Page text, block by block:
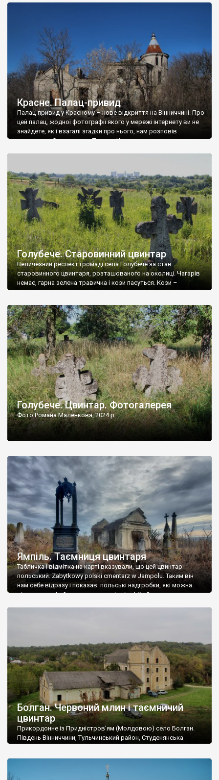
Красне. Палац-привид
Палац-привид у Красному – нове відкриття на Вінниччині. Про
цей палац, жодної фотографії якого у мережі інтернету ви не
знайдете, як і взагалі згадки про нього, нам розповів
мешканець Самгородка. Палац у Красному вразив не лише
Голубече. Старовинний цвинтар
Величезний респект громаді села Голубече за стан
старовинного цвинтаря, розташованого на околиці. Чагарів
немає, гарна зелена травичка і кози пасуться. Кози –
найкращий регулятор шкідливої, для старих кладовищ,
бруньками, кози ті бруньки обгризають, бо то улюблений
делікатес. На цвинтарі у Голубечому ціла колекція
різноманітних форм хрестів. Село відносно невелике, […]
Голубече. Цвинтар. Фотогалерея
Фото Романа Маленкова, 2024 р.
Ямпіль. Таємниця цвинтаря
Табличка і відмітка на карті вказували, що цей цвинтар
польський. Zabytkowy polski cmentarz w Jampolu. Таким він
нам себе відразу і показав: польські надгробки, які можна
віднести до фабричних, польські епітафії… Загалом цвинтар
Болган. Червоний млин і таємничий
цвинтар
Прикордонне із Придністров’ям (Молдовою) село Болган.
Південь Вінниччини, Тульчинський район, Студенянська
старовинний цвинтар із кам’яними хрестами. Всі епітафії, які
збереглися, написані кирилицею, церковнослов’янською